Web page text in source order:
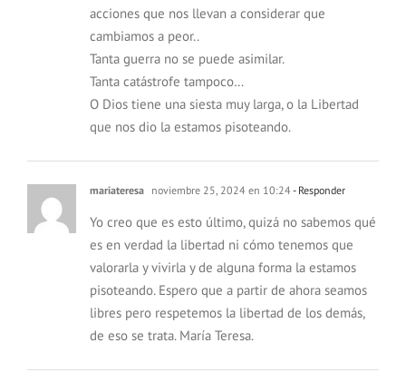
acciones que nos llevan a considerar que
cambiamos a peor..
Tanta guerra no se puede asimilar.
Tanta catástrofe tampoco…
O Dios tiene una siesta muy larga, o la Libertad
que nos dio la estamos pisoteando.
mariateresa noviembre 25, 2024 en 10:24 - Responder
Yo creo que es esto último, quizá no sabemos qué
es en verdad la libertad ni cómo tenemos que
valorarla y vivirla y de alguna forma la estamos
pisoteando. Espero que a partir de ahora seamos
libres pero respetemos la libertad de los demás,
de eso se trata. María Teresa.